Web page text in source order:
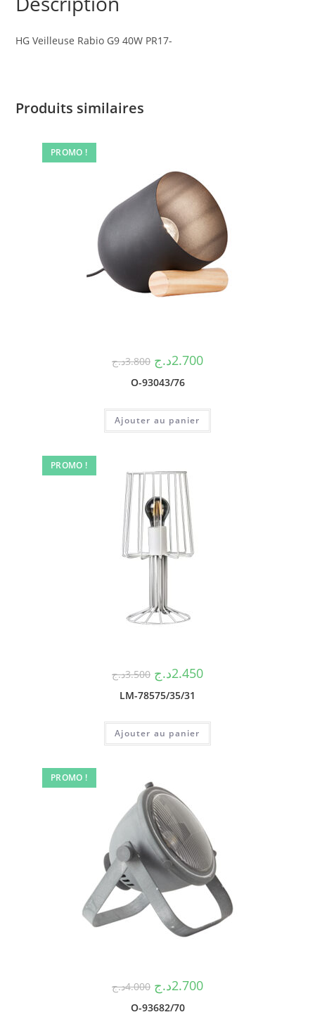
HG Veilleuse Rabio G9 40W PR17-
Produits similaires
PROMO !
3.800د.ج 2.700د.ج
O-93043/76
Ajouter au panier
PROMO !
3.500د.ج 2.450د.ج
LM-78575/35/31
Ajouter au panier
PROMO !
4.000د.ج 2.700د.ج
O-93682/70